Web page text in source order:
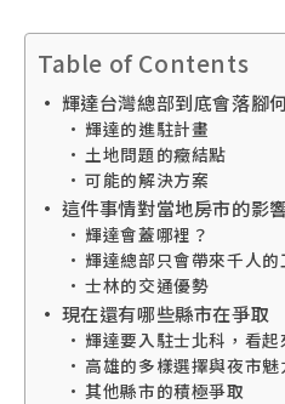
Table of Contents
輝達台灣總部到底會落腳
輝達的進駐計畫
土地問題的癥結點
可能的解決方案
這件事情對當地房市的影
輝達會蓋哪裡？
輝達總部只會帶來千人的
士林的交通優勢
現在還有哪些縣市在爭取
輝達要入駐士北科，看起
高雄的多樣選擇與夜市魅
其他縣市的積極爭取